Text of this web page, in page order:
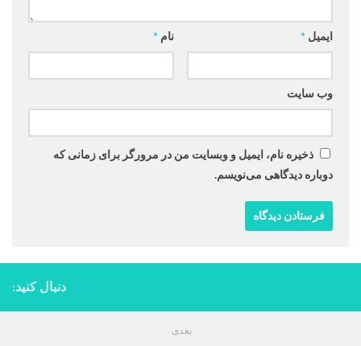
نام * ایمیل *
وب‌ سایت
ذخیره نام، ایمیل و وبسایت من در مرورگر برای زمانی که
دوباره دیدگاهی می‌نویسم.
دنبال کنید:
بعدی